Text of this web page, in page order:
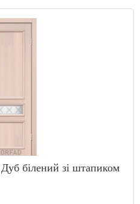
білений зі штапиком